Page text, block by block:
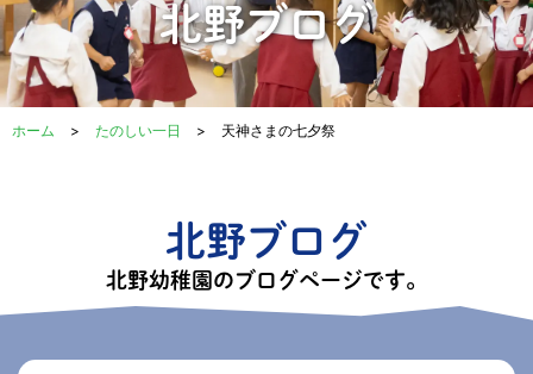
北野ブログ
ホーム > たのしい一日 > 天神さまの七夕祭
北野ブログ
北野幼稚園のブログページです。